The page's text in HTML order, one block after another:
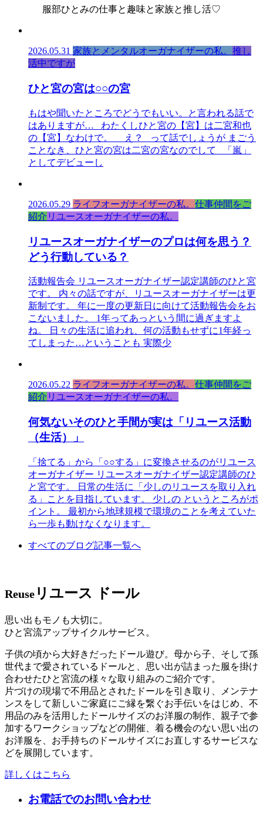
服部ひとみの仕事と趣味と家族と推し活♡
2026.05.31 家族とメンタルオーガナイザーの私。 推し
活中ですが
ひと宮の宮は○○の宮
もはや聞いたところでどうでもいい。と言われる話で
はありますが… わたくしひと宮の【宮】は二宮和也
の【宮】なわけで。 え？ って話でしょうが まごう
ことなき、ひと宮の宮は二宮の宮なのでして 「嵐」
としてデビューし
2026.05.29 ライフオーガナイザーの私。 仕事仲間をご
紹介 リユースオーガナイザーの私。
リユースオーガナイザーのプロは何を思う？
どう行動している？
活動報告会 リユースオーガナイザー認定講師のひと宮
です。 内々の話ですが、リユースオーガナイザーは更
新制です。 年に一度の更新日に向けて活動報告会をお
こないました。 1年ってあっという間に過ぎますよ
ね。 日々の生活に追われ、何の活動もせずに1年経っ
てしまった…ということも 実際少
2026.05.22 ライフオーガナイザーの私。 仕事仲間をご
紹介 リユースオーガナイザーの私。
何気ないそのひと手間が実は「リユース活動
（生活）」
「捨てる」から「○○する」に変換させるのがリユース
オーガナイザー リユースオーガナイザー認定講師のひ
と宮です。 日常の生活に「少しのリユースを取り入れ
る」ことを目指しています。 少しの というところがポ
イント。 最初から地球規模で環境のことを考えていた
ら一歩も動けなくなります。
すべてのブログ記事一覧へ
Reuse リユース ドール
思い出もモノも大切に。
ひと宮流アップサイクルサービス。
子供の頃から大好きだったドール遊び。母から子、そして孫
世代まで愛されているドールと、思い出が詰まった服を掛け
合わせたひと宮流の様々な取り組みのご紹介です。
片づけの現場で不用品とされたドールを引き取り、メンテナ
ンスをして新しいご家庭にご縁を繋ぐお手伝いをはじめ、不
用品のみを活用したドールサイズのお洋服の制作、親子で参
加するワークショップなどの開催、着る機会のない思い出の
お洋服を、お手持ちのドールサイズにお直しするサービスな
どを展開しています。
詳しくはこちら
お電話でのお問い合わせ